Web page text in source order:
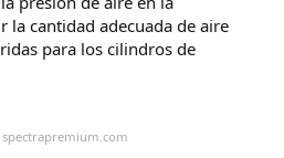
la cantidad adecuada de aire
para los cilindros de